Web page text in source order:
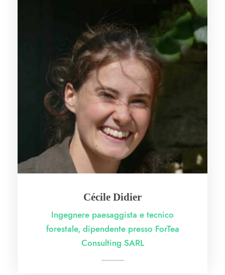
Cécile Didier
Ingegnere paesaggista e tecnico
forestale, dipendente presso ForTea
Consulting SARL